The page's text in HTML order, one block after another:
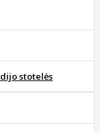
stotelės